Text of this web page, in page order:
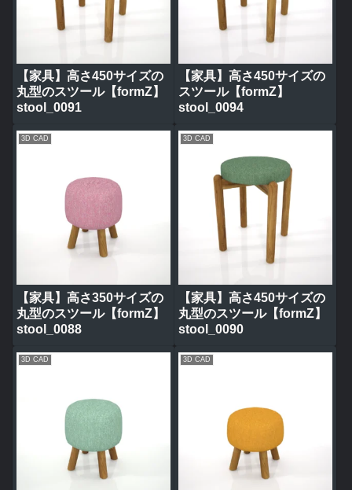
【家具】高さ450サイズの
丸型のスツール【formZ】
stool_0091
【家具】高さ450サイズの
スツール【formZ】
stool_0094
3D CAD
【家具】高さ350サイズの
丸型のスツール【formZ】
stool_0088
3D CAD
【家具】高さ450サイズの
丸型のスツール【formZ】
stool_0090
3D CAD 3D CAD